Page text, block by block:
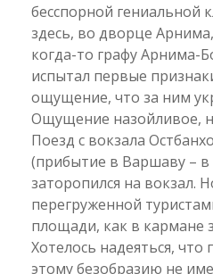
бесспорной гениальной
здесь, во дворце
когда-то графу Арнима-
испытал первые
ощущение, что за ним
Ощущение назойливое,
Поезд с вокзала
(прибытие в Варшаву – в
заторопился на вокзал.
перегруженной
площади, как в кармане
Хотелось надеяться,
этому безобразию не